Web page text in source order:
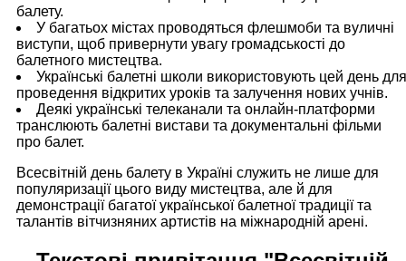
балету.
У багатьох містах проводяться флешмоби та вуличні
виступи, щоб привернути увагу громадськості до
балетного мистецтва.
Українські балетні школи використовують цей день для
проведення відкритих уроків та залучення нових учнів.
Деякі українські телеканали та онлайн-платформи
транслюють балетні вистави та документальні фільми
про балет.
Всесвітній день балету в Україні служить не лише для
популяризації цього виду мистецтва, але й для
демонстрації багатої української балетної традиції та
талантів вітчизняних артистів на міжнародній арені.